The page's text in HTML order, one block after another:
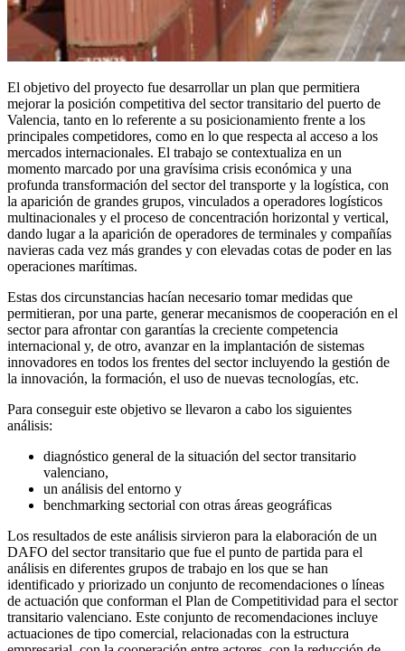
El objetivo del proyecto fue desarrollar un plan que permitiera
mejorar la posición competitiva del sector transitario del puerto de
Valencia, tanto en lo referente a su posicionamiento frente a los
principales competidores, como en lo que respecta al acceso a los
mercados internacionales. El trabajo se contextualiza en un
momento marcado por una gravísima crisis económica y una
profunda transformación del sector del transporte y la logística, con
la aparición de grandes grupos, vinculados a operadores logísticos
multinacionales y el proceso de concentración horizontal y vertical,
dando lugar a la aparición de operadores de terminales y compañías
navieras cada vez más grandes y con elevadas cotas de poder en las
operaciones marítimas.
Estas dos circunstancias hacían necesario tomar medidas que
permitieran, por una parte, generar mecanismos de cooperación en el
sector para afrontar con garantías la creciente competencia
internacional y, de otro, avanzar en la implantación de sistemas
innovadores en todos los frentes del sector incluyendo la gestión de
la innovación, la formación, el uso de nuevas tecnologías, etc.
Para conseguir este objetivo se llevaron a cabo los siguientes
análisis:
diagnóstico general de la situación del sector transitario
valenciano,
un análisis del entorno y
benchmarking sectorial con otras áreas geográficas
Los resultados de este análisis sirvieron para la elaboración de un
DAFO del sector transitario que fue el punto de partida para el
análisis en diferentes grupos de trabajo en los que se han
identificado y priorizado un conjunto de recomendaciones o líneas
de actuación que conforman el Plan de Competitividad para el sector
transitario valenciano. Este conjunto de recomendaciones incluye
actuaciones de tipo comercial, relacionadas con la estructura